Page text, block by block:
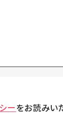
ーをお読みい